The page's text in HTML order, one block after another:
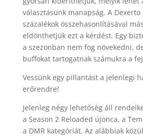
választásunk manapság. A Dexerto
százalékok összehasonlításával
eldönthetjük ezt a kérdést. Egy
a szezonban nem fog növekedni,
buffokat tartogatnak számukra a
Vessünk egy pillantást a jelenlegi
erőrendre!
Jelenleg négy lehetőség áll
a Season 2 Reloaded újonca, a
a DMR kategóriát. Az alábbiak